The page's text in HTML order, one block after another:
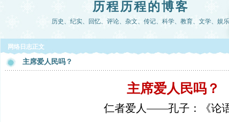
历程历程的博客
历史、纪实、回忆、评论、杂文、传记、科学、教育、文学、娱乐
网络日志正文
主席爱人民吗？
主席爱人民吗？
仁者爱人——孔子：《论